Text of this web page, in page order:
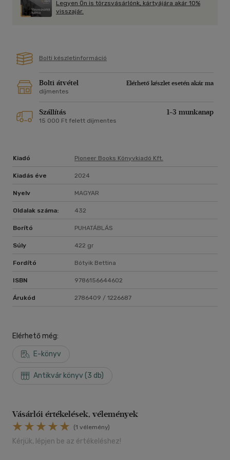
forró jelenetek a kisvárosi romantikus regények koronázatlan
királynőjétől!
Legyen Ön is törzsvásárlónk, kártyájára akár 10%
visszajár.
Bolti készletinformáció
Bolti átvétel
Elérhető készlet esetén akár ma
díjmentes
Szállítás 1-3 munkanap
15 000 Ft felett díjmentes
Kiadó Pioneer Books Könyvkiadó Kft.
Kiadás éve 2024
Nyelv MAGYAR
Oldalak száma: 432
Borító PUHATÁBLÁS
Súly 422 gr
Fordító Bótyik Bettina
ISBN 9786156644602
Árukód 2786409 / 1226687
Elérhető még:
E-könyv
Antikvár könyv (3 db)
Vásárlói értékelések, vélemények
(1 vélemény)
Kérjük, lépjen be az értékeléshez!